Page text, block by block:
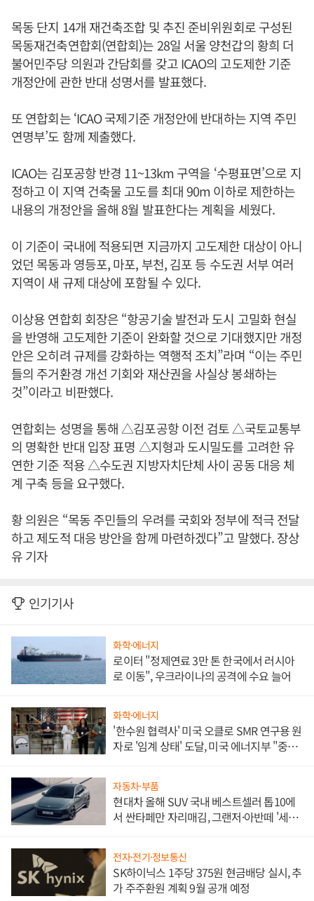
목동 단지 14개 재건축조합 및 추진 준비위원회로 구성된
목동재건축연합회(연합회)는 28일 서울 양천갑의 황희 더
불어민주당 의원과 간담회를 갖고 ICAO의 고도제한 기준
개정안에 관한 반대 성명서를 발표했다.
또 연합회는 ‘ICAO 국제기준 개정안에 반대하는 지역 주민
연명부’도 함께 제출했다.
ICAO는 김포공항 반경 11~13km 구역을 ‘수평표면’으로 지
정하고 이 지역 건축물 고도를 최대 90m 이하로 제한하는
내용의 개정안을 올해 8월 발표한다는 계획을 세웠다.
이 기준이 국내에 적용되면 지금까지 고도제한 대상이 아니
었던 목동과 영등포, 마포, 부천, 김포 등 수도권 서부 여러
지역이 새 규제 대상에 포함될 수 있다.
이상용 연합회 회장은 “항공기술 발전과 도시 고밀화 현실
을 반영해 고도제한 기준이 완화할 것으로 기대했지만 개정
안은 오히려 규제를 강화하는 역행적 조치”라며 “이는 주민
들의 주거환경 개선 기회와 재산권을 사실상 봉쇄하는
것”이라고 비판했다.
연합회는 성명을 통해 △김포공항 이전 검토 △국토교통부
의 명확한 반대 입장 표명 △지형과 도시밀도를 고려한 유
연한 기준 적용 △수도권 지방자치단체 사이 공동 대응 체
계 구축 등을 요구했다.
황 의원은 “목동 주민들의 우려를 국회와 정부에 적극 전달
하고 제도적 대응 방안을 함께 마련하겠다”고 말했다. 장상
유 기자
인기기사
화학·에너지
로이터 "정제연료 3만 톤 한국에서 러시아
로 이동", 우크라이나의 공격에 수요 늘어
화학·에너지
'한수원 협력사' 미국 오클로 SMR 연구용 원
자로 '임계 상태' 도달, 미국 에너지부 "중요
자동차·부품
현대차 올해 SUV 국내 베스트셀러 톱10에
서 싼타페만 자리매김, 그랜저·아반떼 '세단
전자·전기·정보통신
SK하이닉스 1주당 375원 현금배당 실시, 추
가 주주환원 계획 9월 공개 예정